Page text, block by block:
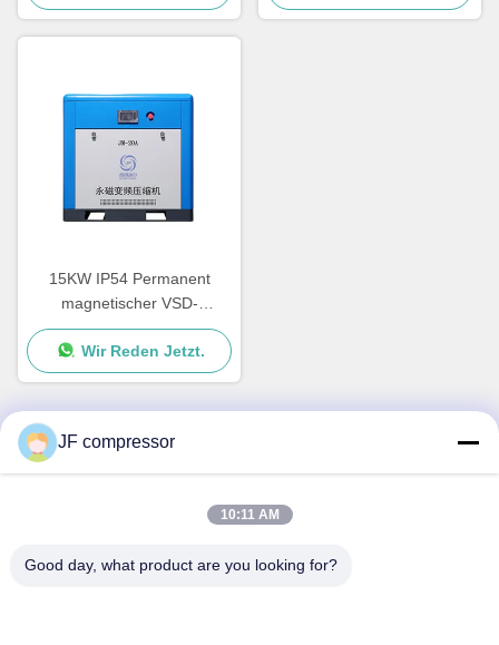
Drehschraubluftkompressor
15KW IP54 Permanent
magnetischer VSD-
Luftkompressor Luftgekühlte
Schraubkompressormaschin
e
Wir Reden Jetzt.
Schnelle Kontaktaufnahme
Nr. 99 Shengzhou Road, Bezirk Huishan, Stadt Wuxi,
JF compressor
10:11 AM
Good day, what product are you looking for?